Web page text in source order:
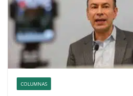
COLUMNAS